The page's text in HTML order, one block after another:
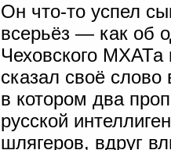
Он что-то успел
всерьёз — как об
Чеховского МХАТа
сказал своё
в котором два
русской
шлягеров, вдруг